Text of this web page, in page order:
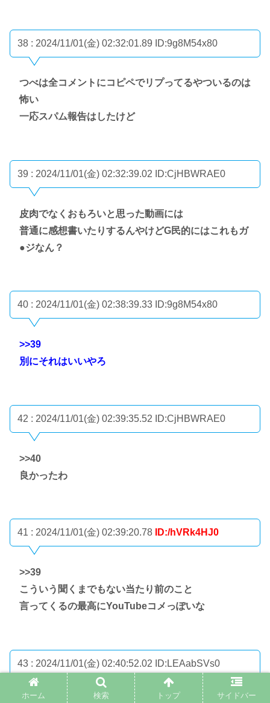
38 : 2024/11/01(金) 02:32:01.89 ID:9g8M54x80
つべは全コメントにコピペでリプってるやついるのは
怖い
一応スパム報告はしたけど
39 : 2024/11/01(金) 02:32:39.02 ID:CjHBWRAE0
皮肉でなくおもろいと思った動画には
普通に感想書いたりするんやけどG民的にはこれもガ
●ジなん？
40 : 2024/11/01(金) 02:38:39.33 ID:9g8M54x80
>>39
別にそれはいいやろ
42 : 2024/11/01(金) 02:39:35.52 ID:CjHBWRAE0
>>40
良かったわ
41 : 2024/11/01(金) 02:39:20.78 ID:/hVRk4HJ0
>>39
こういう聞くまでもない当たり前のこと
言ってくるの最高にYouTubeコメっぽいな
43 : 2024/11/01(金) 02:40:52.02 ID:LEAabSVs0
ホーム 検索 トップ サイドバー